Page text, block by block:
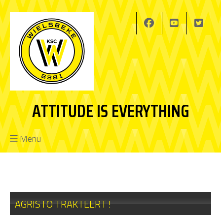
ATTITUDE IS EVERYTHING
Menu
AGRISTO TRAKTEERT !